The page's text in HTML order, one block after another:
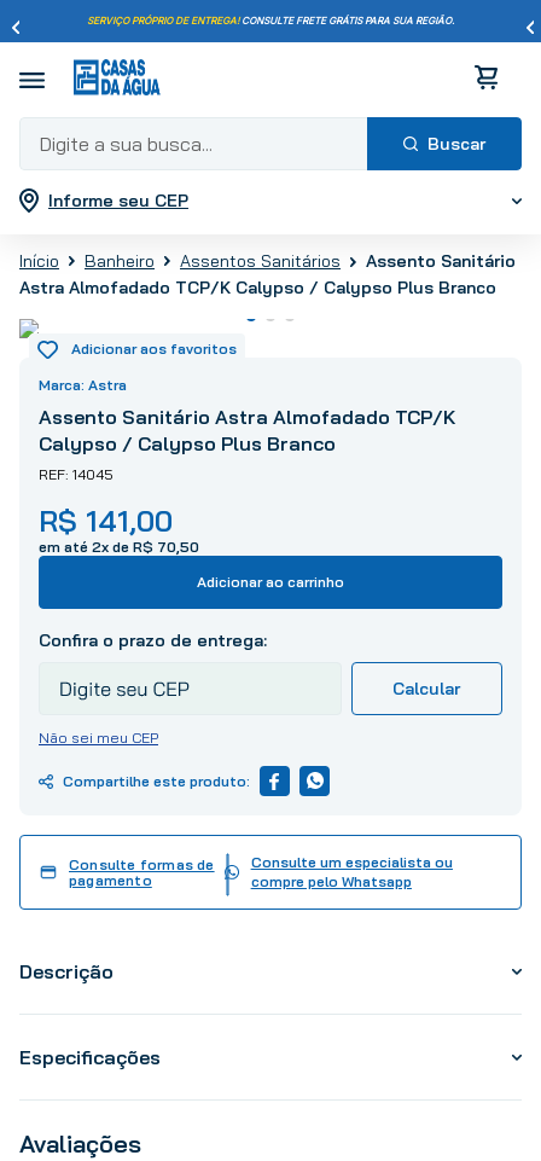
SERVIÇO PRÓPRIO DE ENTREGA!CONSULTE FRETE GRÁTIS PARA SUA REGIÃO.
Digite a sua busca...
Informe seu CEP
Banheiro Assentos Sanitários
Assento Sanitário
Astra Almofadado TCP/K Calypso / Calypso Plus Branco
Astra
Assento Sanitário Astra Almofadado TCP/K
Calypso / Calypso Plus Branco
14045
R$ 141,00
em até 2x de R$ 70,50
Adicionar ao carrinho
Não sei meu CEP
Consulte formas de
pagamento
Consulte um especialista ou
compre pelo Whatsapp
Descrição
Especificações
Avaliações
Termos mais buscados
porcelanato
4
º
revestimento
5º
vaso sanitário
6º
chuveiro
7º
cimento
8º
torneira
9º
telha
10º tinta